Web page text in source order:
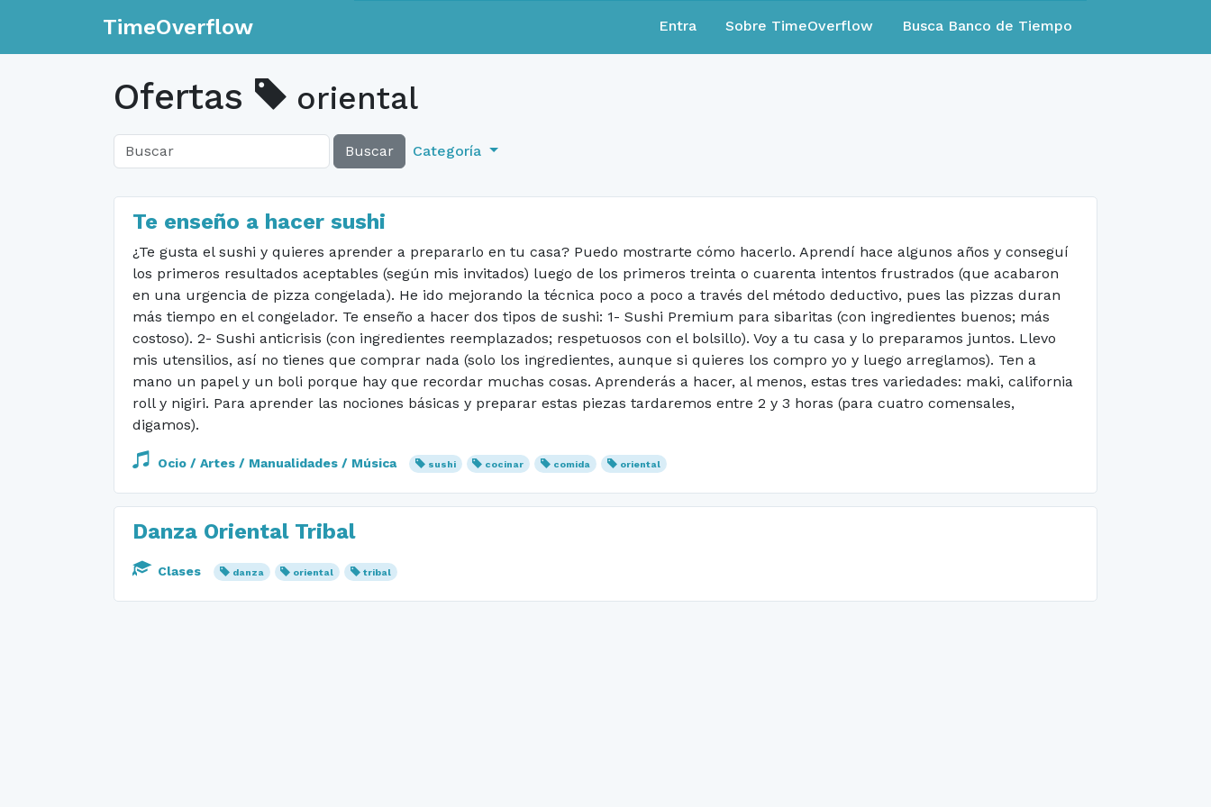
TimeOverflow Entra Sobre TimeOverflow Busca Banco de Tiempo
Ofertas oriental
Buscar Categoría
Te enseño a hacer sushi
¿Te gusta el sushi y quieres aprender a prepararlo en tu casa? Puedo mostrarte cómo hacerlo. Aprendí hace algunos años y conseguí
los primeros resultados aceptables (según mis invitados) luego de los primeros treinta o cuarenta intentos frustrados (que acabaron
en una urgencia de pizza congelada). He ido mejorando la técnica poco a poco a través del método deductivo, pues las pizzas duran
más tiempo en el congelador. Te enseño a hacer dos tipos de sushi: 1- Sushi Premium para sibaritas (con ingredientes buenos; más
costoso). 2- Sushi anticrisis (con ingredientes reemplazados; respetuosos con el bolsillo). Voy a tu casa y lo preparamos juntos. Llevo
mis utensilios, así no tienes que comprar nada (solo los ingredientes, aunque si quieres los compro yo y luego arreglamos). Ten a
mano un papel y un boli porque hay que recordar muchas cosas. Aprenderás a hacer, al menos, estas tres variedades: maki, california
roll y nigiri. Para aprender las nociones básicas y preparar estas piezas tardaremos entre 2 y 3 horas (para cuatro comensales,
digamos).
Ocio / Artes / Manualidades / Música sushi cocinar comida oriental
Danza Oriental Tribal
Clases danza oriental tribal